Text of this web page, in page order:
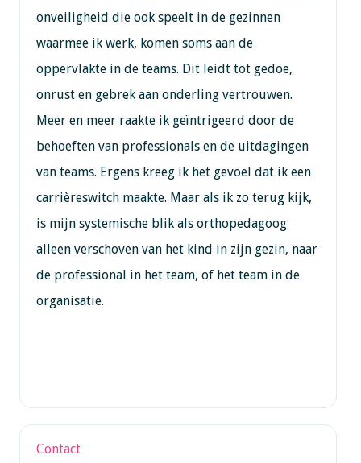
onveiligheid die ook speelt in de gezinnen
waarmee ik werk, komen soms aan de
oppervlakte in de teams. Dit leidt tot gedoe,
onrust en gebrek aan onderling vertrouwen.
Meer en meer raakte ik geïntrigeerd door de
behoeften van professionals en de uitdagingen
van teams. Ergens kreeg ik het gevoel dat ik een
carrièreswitch maakte. Maar als ik zo terug kijk,
is mijn systemische blik als orthopedagoog
alleen verschoven van het kind in zijn gezin, naar
de professional in het team, of het team in de
organisatie.
Contact